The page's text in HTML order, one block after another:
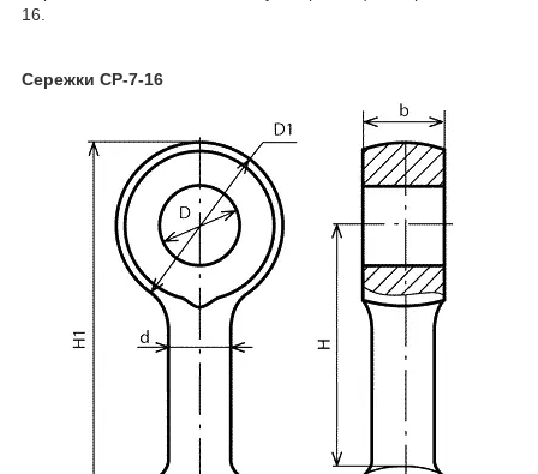
16.
Сережки СР-7-16